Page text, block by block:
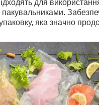
для
яка значно